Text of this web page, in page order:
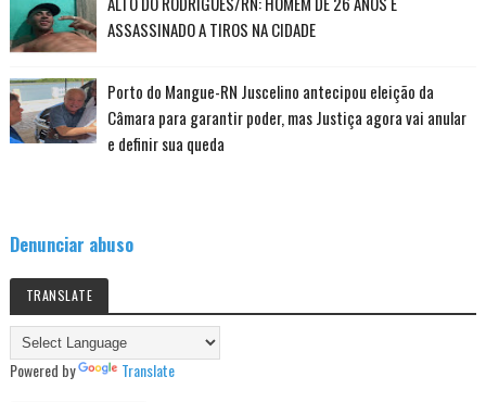
ASSASSINADO A TIROS NA CIDADE
Porto do Mangue-RN Juscelino antecipou eleição da
Câmara para garantir poder, mas Justiça agora vai anular
e definir sua queda
Denunciar abuso
TRANSLATE
Powered by Translate